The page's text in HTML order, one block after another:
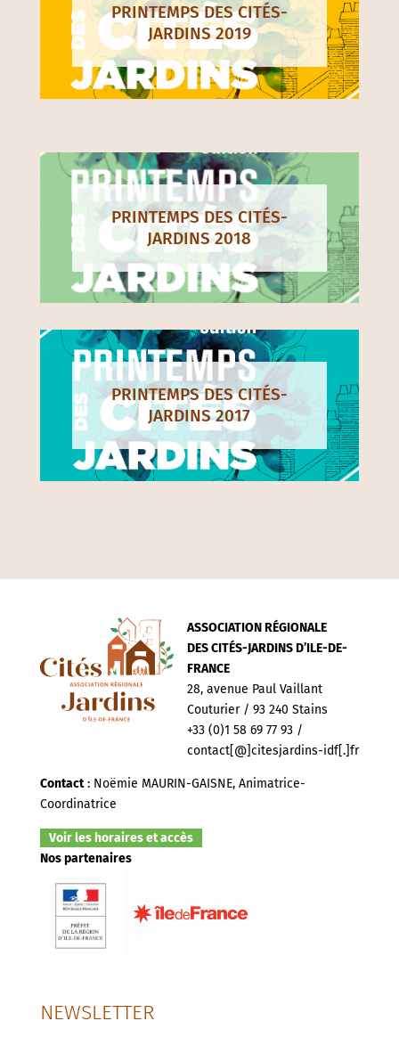
PRINTEMPS DES CITÉS-
JARDINS 2019
PRINTEMPS DES CITÉS-
JARDINS 2018
PRINTEMPS DES CITÉS-
JARDINS 2017
ASSOCIATION RÉGIONALE
DES CITÉS-JARDINS D’ILE-DE-
FRANCE
28, avenue Paul Vaillant
Couturier / 93 240 Stains
+33 (0)1 58 69 77 93 /
contact[@]citesjardins-idf[.]fr
Contact: Noëmie MAURIN-GAISNE, Animatrice-
Coordinatrice
Voir les horaires et accès
Nos partenaires
NEWSLETTER